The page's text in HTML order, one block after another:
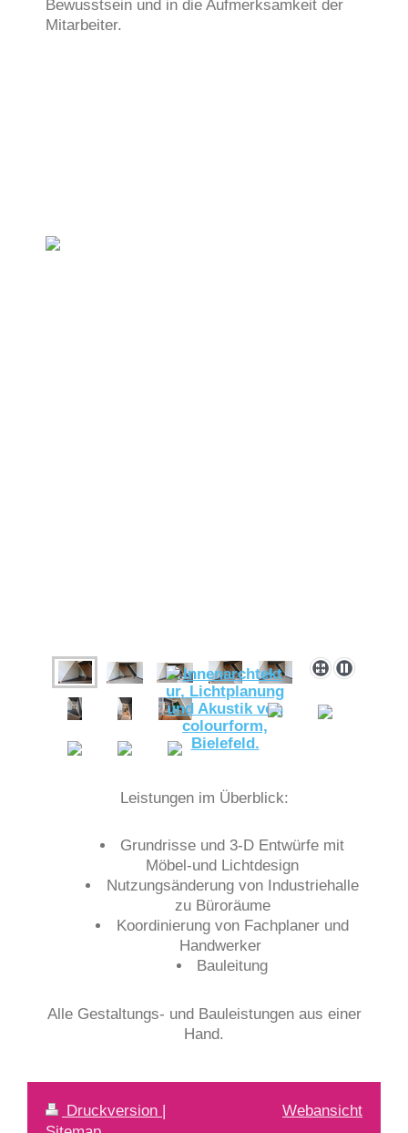
Bewusstsein und in die Aufmerksamkeit der
Mitarbeiter.
Leistungen im Überblick:
Grundrisse und 3-D Entwürfe mit
Möbel-und Lichtdesign
Nutzungsänderung von Industriehalle
zu Büroräume
Koordinierung von Fachplaner und
Handwerker
Bauleitung
Alle Gestaltungs- und Bauleistungen aus einer
Hand.
Druckversion |
Webansicht